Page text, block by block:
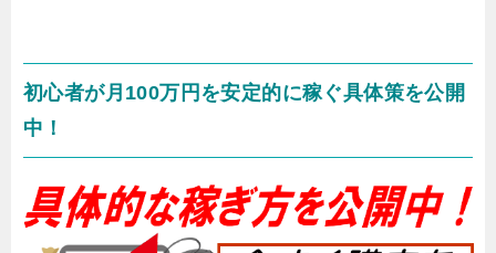
初心者が月100万円を安定的に稼ぐ具体策を公開
中！